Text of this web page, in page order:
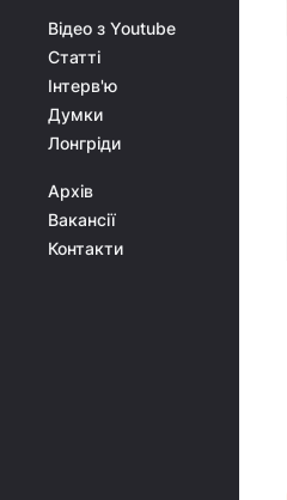
Відео з Youtube
Статті
Інтерв'ю
Думки
Лонгріди
Архів
Вакансії
Контакти